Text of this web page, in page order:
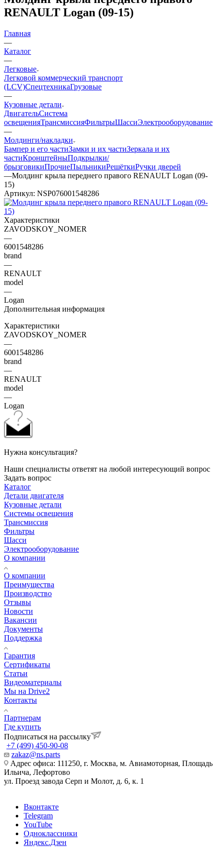
RENAULT Logan (09-15)
Главная
—
Каталог
—
Легковые
Легковой коммерческий транспорт
(LCV)СпецтехникаГрузовые
—
Кузовные детали
ДвигательСистема
освещенияТрансмиссияФильтрыШассиЭлектрооборудование
—
Молдинги/накладки
Бампер и его частиЗамки и их частиЗеркала и их
частиКронштейныПодкрылки/
брызговикиПрочиеПыльникиРешёткиРучки дверей
—Молдинг крыла переднего правого RENAULT Logan (09-
15)
Артикул: NSP076001548286
Характеристики
ZAVODSKOY_NOMER
—
6001548286
brand
—
RENAULT
model
—
Logan
Дополнительная информация
Характеристики
ZAVODSKOY_NOMER
—
6001548286
brand
—
RENAULT
model
—
Logan
Нужна консультация?
Наши специалисты ответят на любой интересующий вопрос
Задать вопрос
Каталог
Детали двигателя
Кузовные детали
Системы освещения
Трансмиссия
Фильтры
Шасси
Электрооборудование
О компании
О компании
Преимущества
Производство
Отзывы
Новости
Вакансии
Документы
Поддержка
Гарантия
Сертификаты
Статьи
Видеоматериалы
Мы на Drive2
Контакты
Партнерам
Где купить
Подписаться на рассылку
+7 (499) 450-90-08
zakaz@ns.parts
Адрес офиса: 111250, г. Москва, м. Авиамоторная, Площадь
Ильича, Лефортово
ул. Проезд завода Серп и Молот, д. 6, к. 1
Вконтакте
Telegram
YouTube
Одноклассники
Яндекс.Дзен